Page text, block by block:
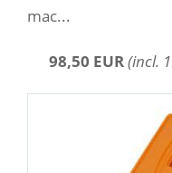
mac...
98,50 EUR(incl.